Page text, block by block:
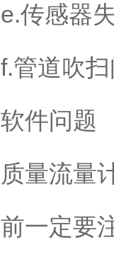
e.传感器
f.管道吹
软件问题
质量流量
前一定要